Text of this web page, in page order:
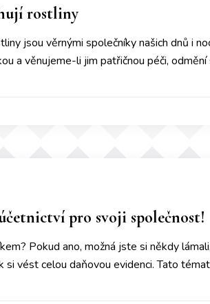
rostliny
jsou věrnými společníky našich dnů i
a věnujeme-li jim patřičnou péči,
pro svoji společnost!
Pokud ano, možná jste si někdy
si vést celou daňovou evidenci. Tato